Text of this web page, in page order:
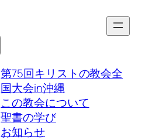
第75回キリストの教会全
国大会in沖縄
この教会について
聖書の学び
お知らせ